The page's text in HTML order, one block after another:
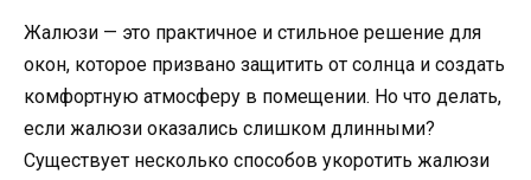
Жалюзи — это практичное и стильное решение для
окон, которое призвано защитить от солнца и создать
комфортную атмосферу в помещении. Но что делать,
если жалюзи оказались слишком длинными?
Существует несколько способов укоротить жалюзи